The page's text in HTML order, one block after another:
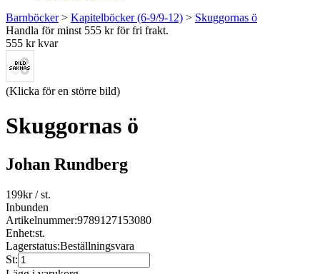
Barnböcker> Kapitelböcker (6-9/9-12) > Skuggornas ö
Handla för minst 555 kr för fri frakt.
555 kr kvar
(Klicka för en större bild)
Skuggornas ö
Johan Rundberg
199kr/ st.
Inbunden
Artikelnummer:9789127153080
Enhet:st.
Lagerstatus:Beställningsvara
St: